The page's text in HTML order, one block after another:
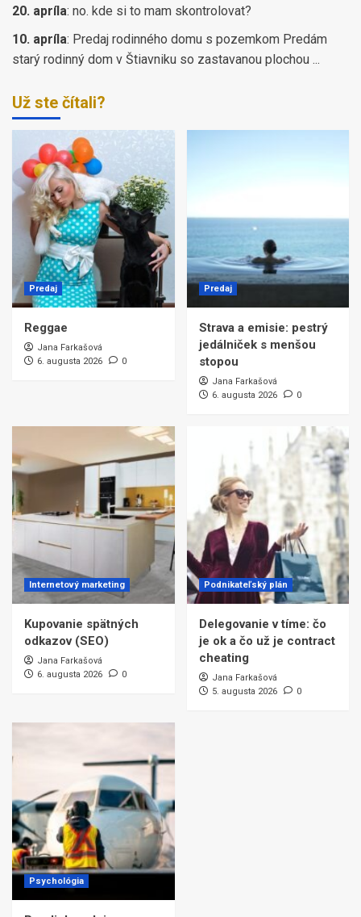
20. apríla: no. kde si to mam skontrolovat?
10. apríla: Predaj rodinného domu s pozemkom Predám
starý rodinný dom v Štiavniku so zastavanou plochou ...
Už ste čítali?
Predaj
Reggae
Jana Farkašová
6. augusta 2026
0
Predaj
Strava a emisie: pestrý
jedálniček s menšou
stopou
Jana Farkašová
6. augusta 2026
0
Internetový marketing
Kupovanie spätných
odkazov (SEO)
Jana Farkašová
6. augusta 2026
0
Podnikateľský plán
Delegovanie v tíme: čo
je ok a čo už je contract
cheating
Jana Farkašová
5. augusta 2026
0
Psychológia